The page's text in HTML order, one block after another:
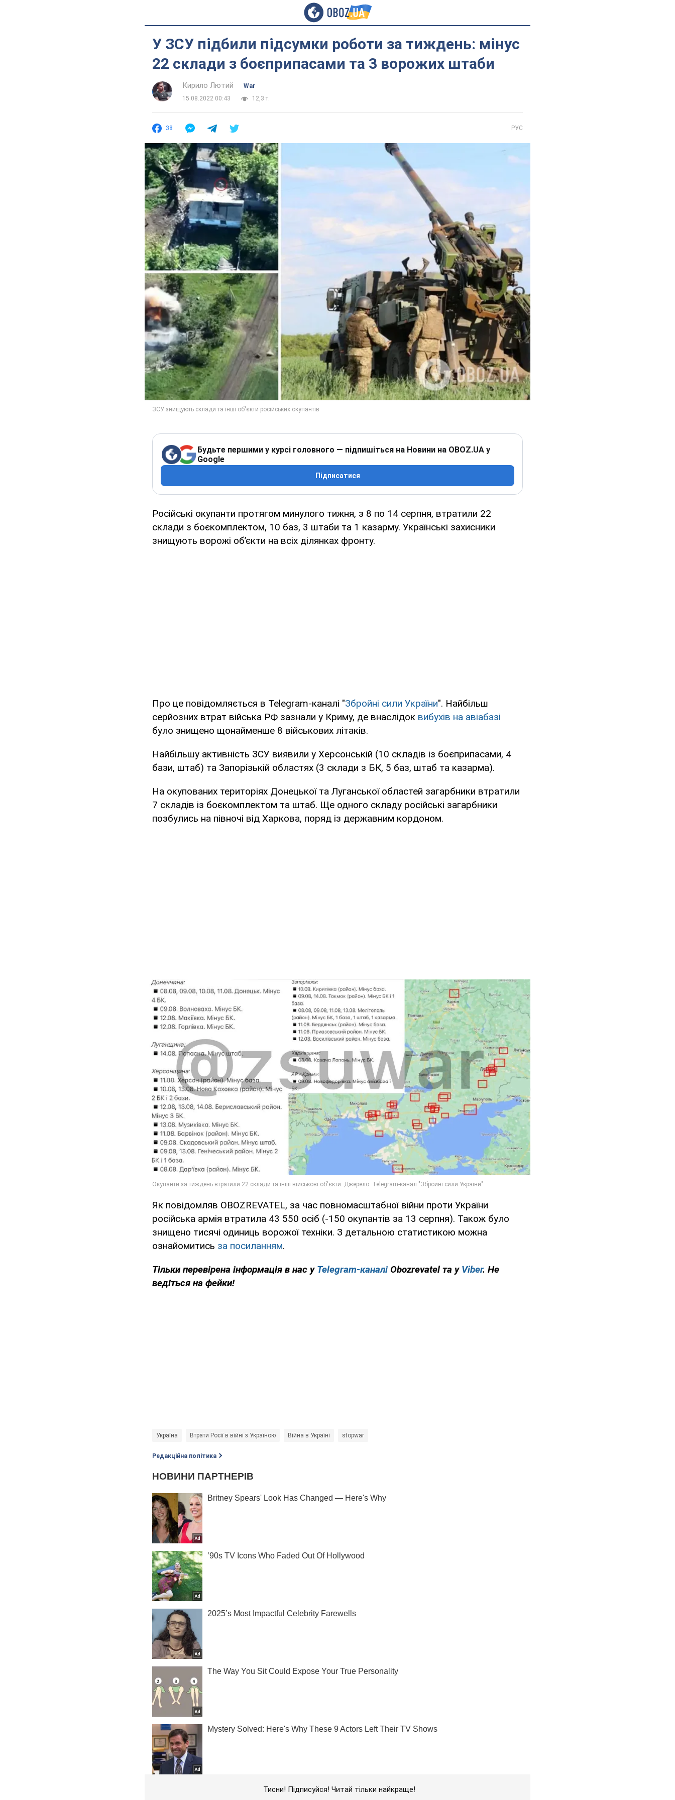
У ЗСУ підбили підсумки роботи за тиждень: мінус
22 склади з боєприпасами та 3 ворожих штаби
Кирило Лютий
War
15.08.2022 00:43
12,3 т.
38 РУС
Будьте першими у курсі головного — підпишіться на Новини на OBOZ.UA у
Google
Підписатися
Російські окупанти протягом минулого тижня, з 8 по 14 серпня, втратили 22
склади з боєкомплектом, 10 баз, 3 штаби та 1 казарму. Українські захисники
знищують ворожі об’єкти на всіх ділянках фронту.
Про це повідомляється в Telegram-каналі "Збройні сили України". Найбільш
серйозних втрат війська РФ зазнали у Криму, де внаслідок вибухів на авіабазі
було знищено щонайменше 8 військових літаків.
Найбільшу активність ЗСУ виявили у Херсонській (10 складів із боєприпасами, 4
бази, штаб) та Запорізькій областях (3 склади з БК, 5 баз, штаб та казарма).
На окупованих територіях Донецької та Луганської областей загарбники втратили
7 складів із боєкомплектом та штаб. Ще одного складу російські загарбники
позбулись на півночі від Харкова, поряд із державним кордоном.
Як повідомляв OBOZREVATEL, за час повномасштабної війни проти України
російська армія втратила 43 550 осіб (-150 окупантів за 13 серпня). Також було
знищено тисячі одиниць ворожої техніки. З детальною статистикою можна
ознайомитись за посиланням.
Тільки перевірена інформація в нас у Telegram-каналі Obozrevatel та у Viber. Не
ведіться на фейки!
Україна Втрати Росії в війні з Україною Війна в Україні stopwar
Редакційна політика
Тисни! Підписуйся! Читай тільки найкраще!